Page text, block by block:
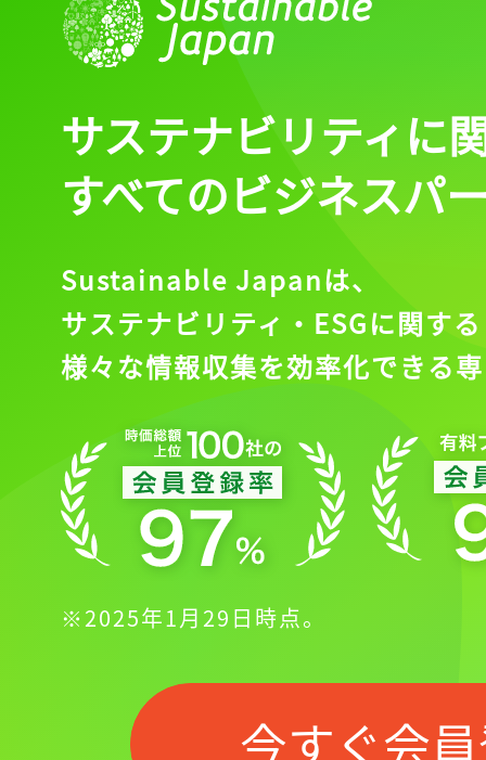
サステナビリティに
すべてのビジネスパ
Sustainable Japanは、
サステナビリティ・ESGに関する
様々な情報収集を効率化できる
※2025年1月29日時点。
今すぐ会